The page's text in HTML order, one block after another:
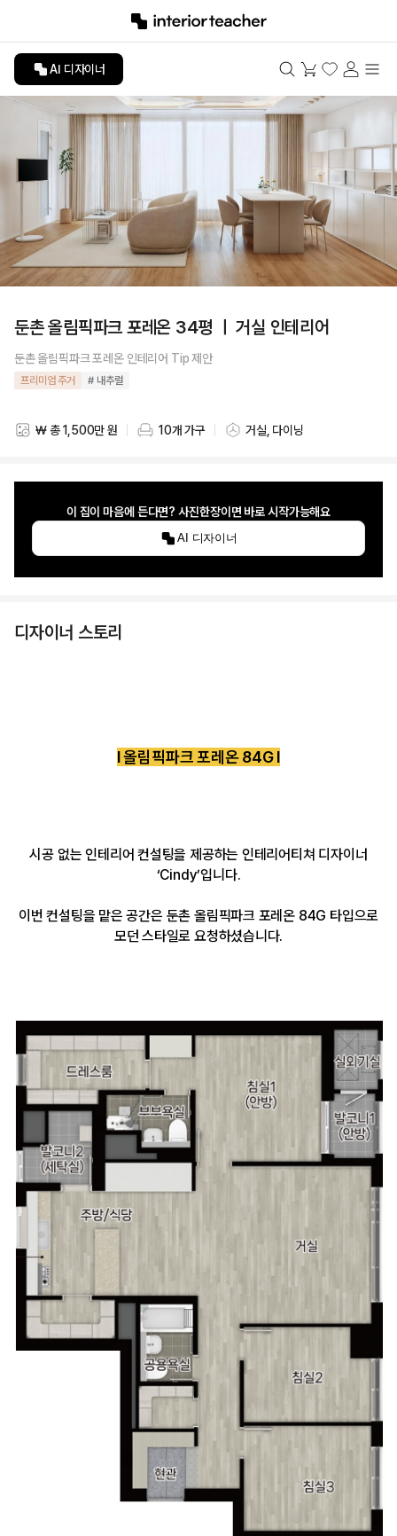
AI 디자이너
둔촌 올림픽파크 포레온 34평 ㅣ 거실 인테리어
둔촌 올림픽파크 포레온 인테리어 Tip 제안
프리미엄 주거 # 내추럴
스타일링 비용
₩ 총 1,500만 원 스타일링 가구 개수
10개 가구 스타일링 공간
거실, 다이닝
이 집이 마음에 든다면? 사진한장이면 바로 시작가능해요
AI 디자이너
디자이너 스토리
l 올림픽파크 포레온 84G l
시공 없는 인테리어 컨설팅을 제공하는 인테리어티쳐 디자이너
‘Cindy’입니다.
이번 컨설팅을 맡은 공간은 둔촌 올림픽파크 포레온 84G 타입으로
모던 스타일로 요청하셨습니다.